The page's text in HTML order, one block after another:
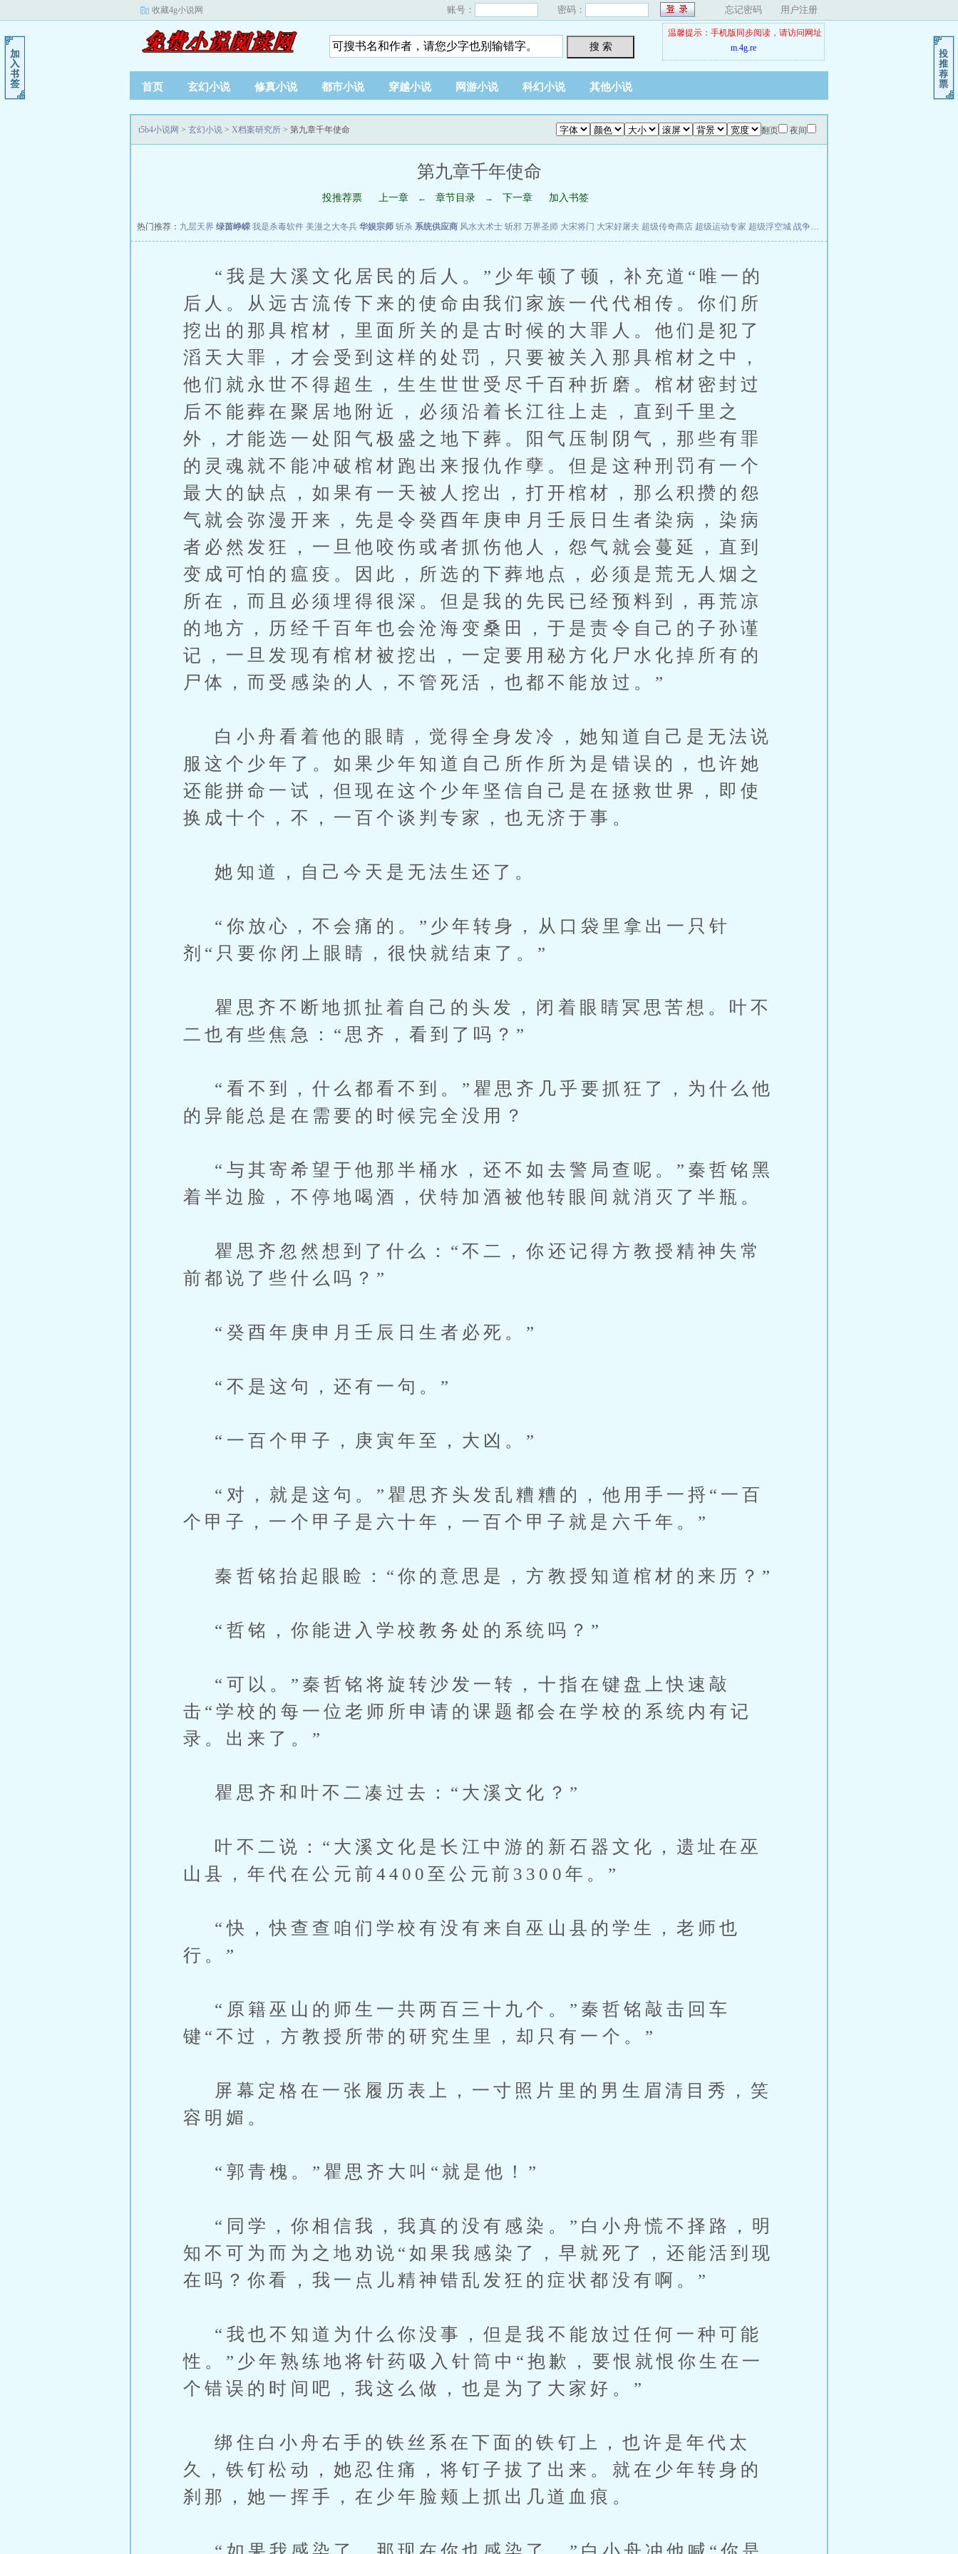
收藏4g小说网 账号： 密码： 忘记密码 用户注册
搜 索
温馨提示：手机版同步阅读，请访问网址
m.4g.re
首页 玄幻小说 修真小说 都市小说 穿越小说 网游小说 科幻小说 其他小说
翻页 夜间
t5b4小说网 > 玄幻小说 > X档案研究所 > 第九章千年使命
第九章千年使命
投推荐票 上一章 ← 章节目录 → 下一章 加入书签
热门推荐： 九层天界 绿茵峥嵘 我是杀毒软件 美漫之大冬兵 华娱宗师 斩杀 系统供应商 风水大术士 斩邪 万界圣师 大宋将门 大宋好屠夫 超级传奇商店 超级运动专家 超级浮空城 战争天堂
“我是大溪文化居民的后人。”少年顿了顿，补充道“唯一的
后人。从远古流传下来的使命由我们家族一代代相传。你们所
挖出的那具棺材，里面所关的是古时候的大罪人。他们是犯了
滔天大罪，才会受到这样的处罚，只要被关入那具棺材之中，
他们就永世不得超生，生生世世受尽千百种折磨。棺材密封过
后不能葬在聚居地附近，必须沿着长江往上走，直到千里之
外，才能选一处阳气极盛之地下葬。阳气压制阴气，那些有罪
的灵魂就不能冲破棺材跑出来报仇作孽。但是这种刑罚有一个
最大的缺点，如果有一天被人挖出，打开棺材，那么积攒的怨
气就会弥漫开来，先是令癸酉年庚申月壬辰日生者染病，染病
者必然发狂，一旦他咬伤或者抓伤他人，怨气就会蔓延，直到
变成可怕的瘟疫。因此，所选的下葬地点，必须是荒无人烟之
所在，而且必须埋得很深。但是我的先民已经预料到，再荒凉
的地方，历经千百年也会沧海变桑田，于是责令自己的子孙谨
记，一旦发现有棺材被挖出，一定要用秘方化尸水化掉所有的
尸体，而受感染的人，不管死活，也都不能放过。”
白小舟看着他的眼睛，觉得全身发冷，她知道自己是无法说
服这个少年了。如果少年知道自己所作所为是错误的，也许她
还能拼命一试，但现在这个少年坚信自己是在拯救世界，即使
换成十个，不，一百个谈判专家，也无济于事。
她知道，自己今天是无法生还了。
“你放心，不会痛的。”少年转身，从口袋里拿出一只针
剂“只要你闭上眼睛，很快就结束了。”
瞿思齐不断地抓扯着自己的头发，闭着眼睛冥思苦想。叶不
二也有些焦急：“思齐，看到了吗？”
“看不到，什么都看不到。”瞿思齐几乎要抓狂了，为什么他
的异能总是在需要的时候完全没用？
“与其寄希望于他那半桶水，还不如去警局查呢。”秦哲铭黑
着半边脸，不停地喝酒，伏特加酒被他转眼间就消灭了半瓶。
瞿思齐忽然想到了什么：“不二，你还记得方教授精神失常
前都说了些什么吗？”
“癸酉年庚申月壬辰日生者必死。”
“不是这句，还有一句。”
“一百个甲子，庚寅年至，大凶。”
“对，就是这句。”瞿思齐头发乱糟糟的，他用手一捋“一百
个甲子，一个甲子是六十年，一百个甲子就是六千年。”
秦哲铭抬起眼睑：“你的意思是，方教授知道棺材的来历？”
“哲铭，你能进入学校教务处的系统吗？”
“可以。”秦哲铭将旋转沙发一转，十指在键盘上快速敲
击“学校的每一位老师所申请的课题都会在学校的系统内有记
录。出来了。”
瞿思齐和叶不二凑过去：“大溪文化？”
叶不二说：“大溪文化是长江中游的新石器文化，遗址在巫
山县，年代在公元前4400至公元前3300年。”
“快，快查查咱们学校有没有来自巫山县的学生，老师也
行。”
“原籍巫山的师生一共两百三十九个。”秦哲铭敲击回车
键“不过，方教授所带的研究生里，却只有一个。”
屏幕定格在一张履历表上，一寸照片里的男生眉清目秀，笑
容明媚。
“郭青槐。”瞿思齐大叫“就是他！”
“同学，你相信我，我真的没有感染。”白小舟慌不择路，明
知不可为而为之地劝说“如果我感染了，早就死了，还能活到现
在吗？你看，我一点儿精神错乱发狂的症状都没有啊。”
“我也不知道为什么你没事，但是我不能放过任何一种可能
性。”少年熟练地将针药吸入针筒中“抱歉，要恨就恨你生在一
个错误的时间吧，我这么做，也是为了大家好。”
绑住白小舟右手的铁丝系在下面的铁钉上，也许是年代太
久，铁钉松动，她忍住痛，将钉子拔了出来。就在少年转身的
刹那，她一挥手，在少年脸颊上抓出几道血痕。